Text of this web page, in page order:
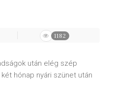
1182
után elég szép
hónap nyári szünet után